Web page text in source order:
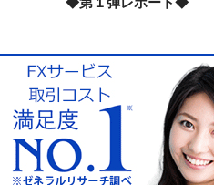
◆第１弾レポート◆